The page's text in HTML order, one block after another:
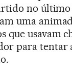
no último
uma
que usavam
para tentar